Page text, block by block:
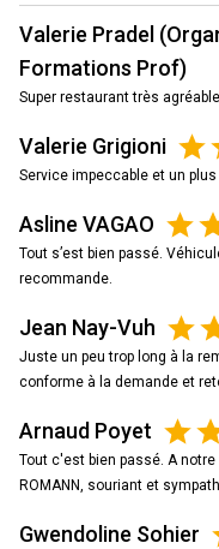
Valerie Pradel
Formations Prof)
Super restaurant très
Valerie Grigioni
Service impeccable et un
Asline VAGAO
Tout s’est bien passé.
recommande.
Jean Nay-Vuh
Juste un peu trop long à la
conforme à la demande et
Arnaud Poyet
Tout c'est bien passé. A
ROMANN, souriant et
Gwendoline Sohier